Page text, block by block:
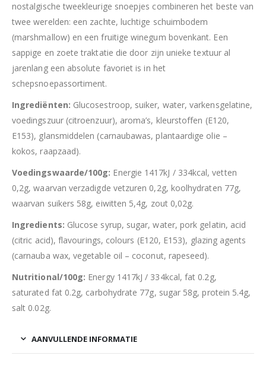
nostalgische tweekleurige snoepjes combineren het beste van
twee werelden: een zachte, luchtige schuimbodem
(marshmallow) en een fruitige winegum bovenkant. Een
sappige en zoete traktatie die door zijn unieke textuur al
jarenlang een absolute favoriet is in het
schepsnoepassortiment.
Ingrediënten: Glucosestroop, suiker, water, varkensgelatine,
voedingszuur (citroenzuur), aroma’s, kleurstoffen (E120,
E153), glansmiddelen (carnaubawas, plantaardige olie –
kokos, raapzaad).
Voedingswaarde/100g: Energie 1417kJ / 334kcal, vetten
0,2g, waarvan verzadigde vetzuren 0,2g, koolhydraten 77g,
waarvan suikers 58g, eiwitten 5,4g, zout 0,02g.
Ingredients: Glucose syrup, sugar, water, pork gelatin, acid
(citric acid), flavourings, colours (E120, E153), glazing agents
(carnauba wax, vegetable oil – coconut, rapeseed).
Nutritional/100g: Energy 1417kJ / 334kcal, fat 0.2g,
saturated fat 0.2g, carbohydrate 77g, sugar 58g, protein 5.4g,
salt 0.02g.
AANVULLENDE INFORMATIE